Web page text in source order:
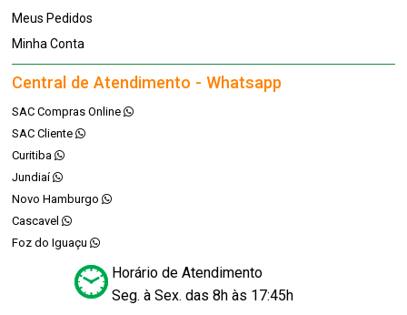
Meus Pedidos
Minha Conta
Central de Atendimento - Whatsapp
SAC Compras Online
SAC Cliente
Curitiba
Jundiaí
Novo Hamburgo
Cascavel
Foz do Iguaçu
Horário de Atendimento
Seg. à Sex. das 8h às 17:45h